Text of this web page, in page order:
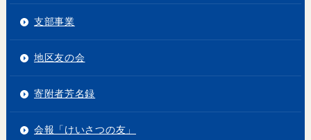
支部事業
地区友の会
寄附者芳名録
会報「けいさつの友」